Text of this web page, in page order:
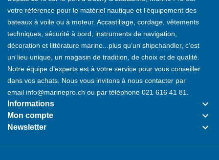
votre référence pour le matériel nautique et l’équipement des
bateaux à voile ou à moteur. Accastillage, cordage, vêtements
techniques, sécurité à bord, instruments de navigation,
décoration et littérature marine...plus qu’un shipchandler, c’est
un lieu unique, un magasin de tradition, de choix et de qualité.
Notre équipe d’experts est à votre service pour vous conseiller
dans vos achats. Nous vous invitons à nous contacter par
email info@marinepro.ch ou par téléphone 021 616 41 81
Informations keyboard_arrow_down
Mon compte keyboard_arrow_down
Newsletter keyboard_arrow_down